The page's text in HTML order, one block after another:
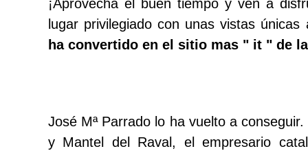
¡Aprovecha el buen tiempo y ven a
lugar privilegiado con unas vistas
ha convertido en el sitio mas " it " de
José Mª Parrado lo ha vuelto a
y Mantel del Raval, el empresario